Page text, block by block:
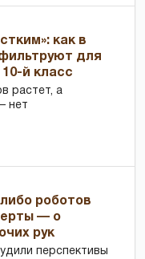
как в
для
й класс
растет, а
нет
роботов
— о
рук
перспективы